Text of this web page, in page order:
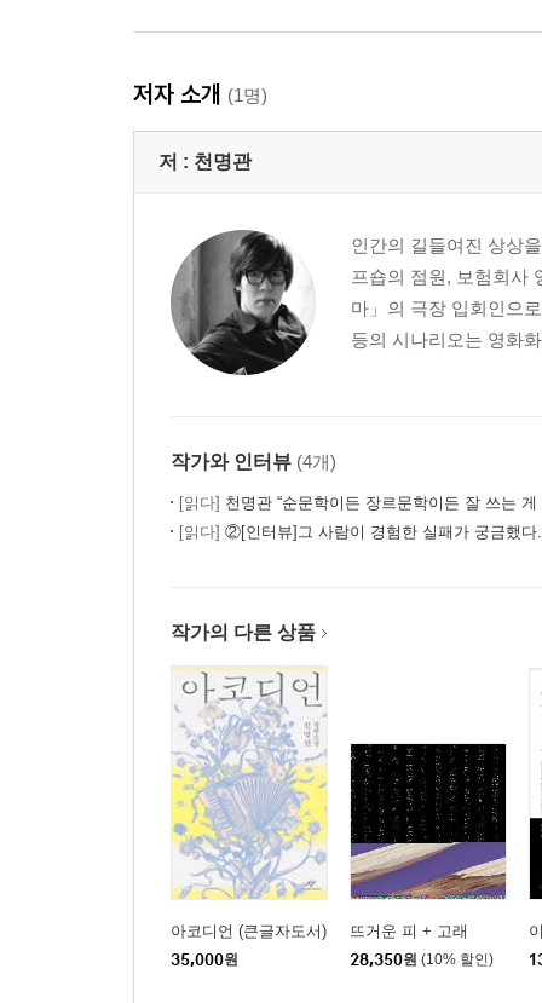
저자 소개 (1명)
저 : 천명관
인간의 길들여진 상상
프숍의 점원, 보험회사
마」의 극장 입회인으
등의 시나리오는 영화
작가와 인터뷰 (4개)
[읽다] 천명관 “순문학이든 장르문학이든 잘 쓰는 게
[읽다] ②[인터뷰]그 사람이 경험한 실패가 궁금했다. -
작가의 다른 상품
아코디언 (큰글자도서)
35,000원
뜨거운 피 + 고래
28,350원 (10% 할인)